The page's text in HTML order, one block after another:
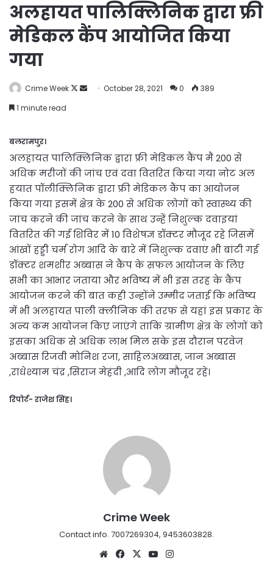
अलहायत पालिक्लिनिक द्वारा फ्री
मेडिकल कैंप आयोजित किया
गया
Crime Week
Follow
SendOctober 28, 2021 0
389
1 minute read
बलरामपुर।
अलहायत पालिक्लिनिक द्वारा फ्री मेडिकल कैंप मैं 200 से
अधिक मरीजों की जांच एवं दवा वितरित किया गया नोट अल
हयात पॉलीक्लिनिक द्वारा फ्री मेडिकल कैंप का आयोजन
किया गया इसमें क्षेत्र के 200 से अधिक लोगों को स्वास्थ्य की
जांच करने की जांच करने के साथ उन्हें निशुल्क दवाइयां
वितरित की गई शिविर में 10 विशेषज्ञ डॉक्टर मौजूद रहे जिसमें
आंखों हड्डी चर्म रोग आदि के बारे में निशुल्क दवाएं भी बांटी गई
डॉक्टर शमशीर अब्बास ने कैंप के सफल आयोजन के लिए
सभी का आभार जताया और भविष्य में भी इस तरह के कैंप
आयोजन करने की बात कही उन्होंने उम्मीद जताई कि भविष्य
में भी अलहायत पाली क्लीनिक की तरफ से यहां इस प्रकार के
अन्य कम आयोजन किए जाएंगे ताकि ग्रामीण क्षेत्र के लोगों को
इसका अधिक से अधिक लाभ मिल सके इस दौरान परवेज
अब्बास रिजवी मोनिश रजा, साहिलअब्बास, जान अब्बास
,राधेश्याम चंद्र ,सिराज मेहंदी ,आदि लोग मौजूद रहे।
रिपोर्ट- राजेश सिंह।
Crime Week
Contact info. 7007269304, 9453603828.
WebsiteFacebook
X YouTube